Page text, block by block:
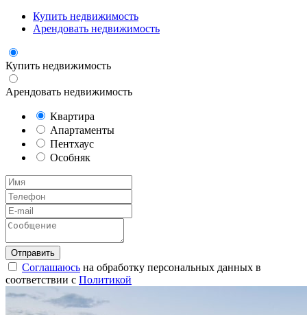
Купить недвижимость
Арендовать недвижимость
Купить недвижимость
Арендовать недвижимость
Квартира
Апартаменты
Пентхаус
Особняк
Соглашаюсь на обработку персональных данных в
соответствии с Политикой